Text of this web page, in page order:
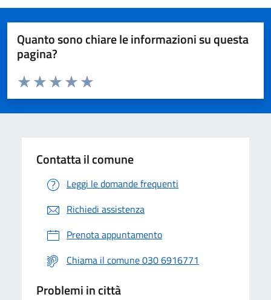
Quanto sono chiare le informazioni su questa
pagina?
Valuta da 1 a 5 stelle la pagina
Valuta 5 stelle su 5
Valuta 4 stelle su 5
Valuta 3 stelle su 5
Valuta 2 stelle su 5
Valuta 1 stelle su 5
Contatta il comune
Leggi le domande frequenti
Richiedi assistenza
Prenota appuntamento
Chiama il comune 030 6916771
Problemi in città